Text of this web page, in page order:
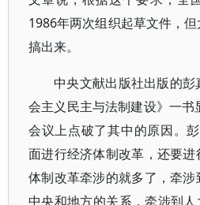
1986年两次组织起草文件，
搞出来。
中央文献出版社出版的
会主义民主与法制建设》一
会议上点破了其中的原因。
面进行经济体制改革，还要
体制改革牵涉的就多了，牵
中央和地方的关系，牵涉到